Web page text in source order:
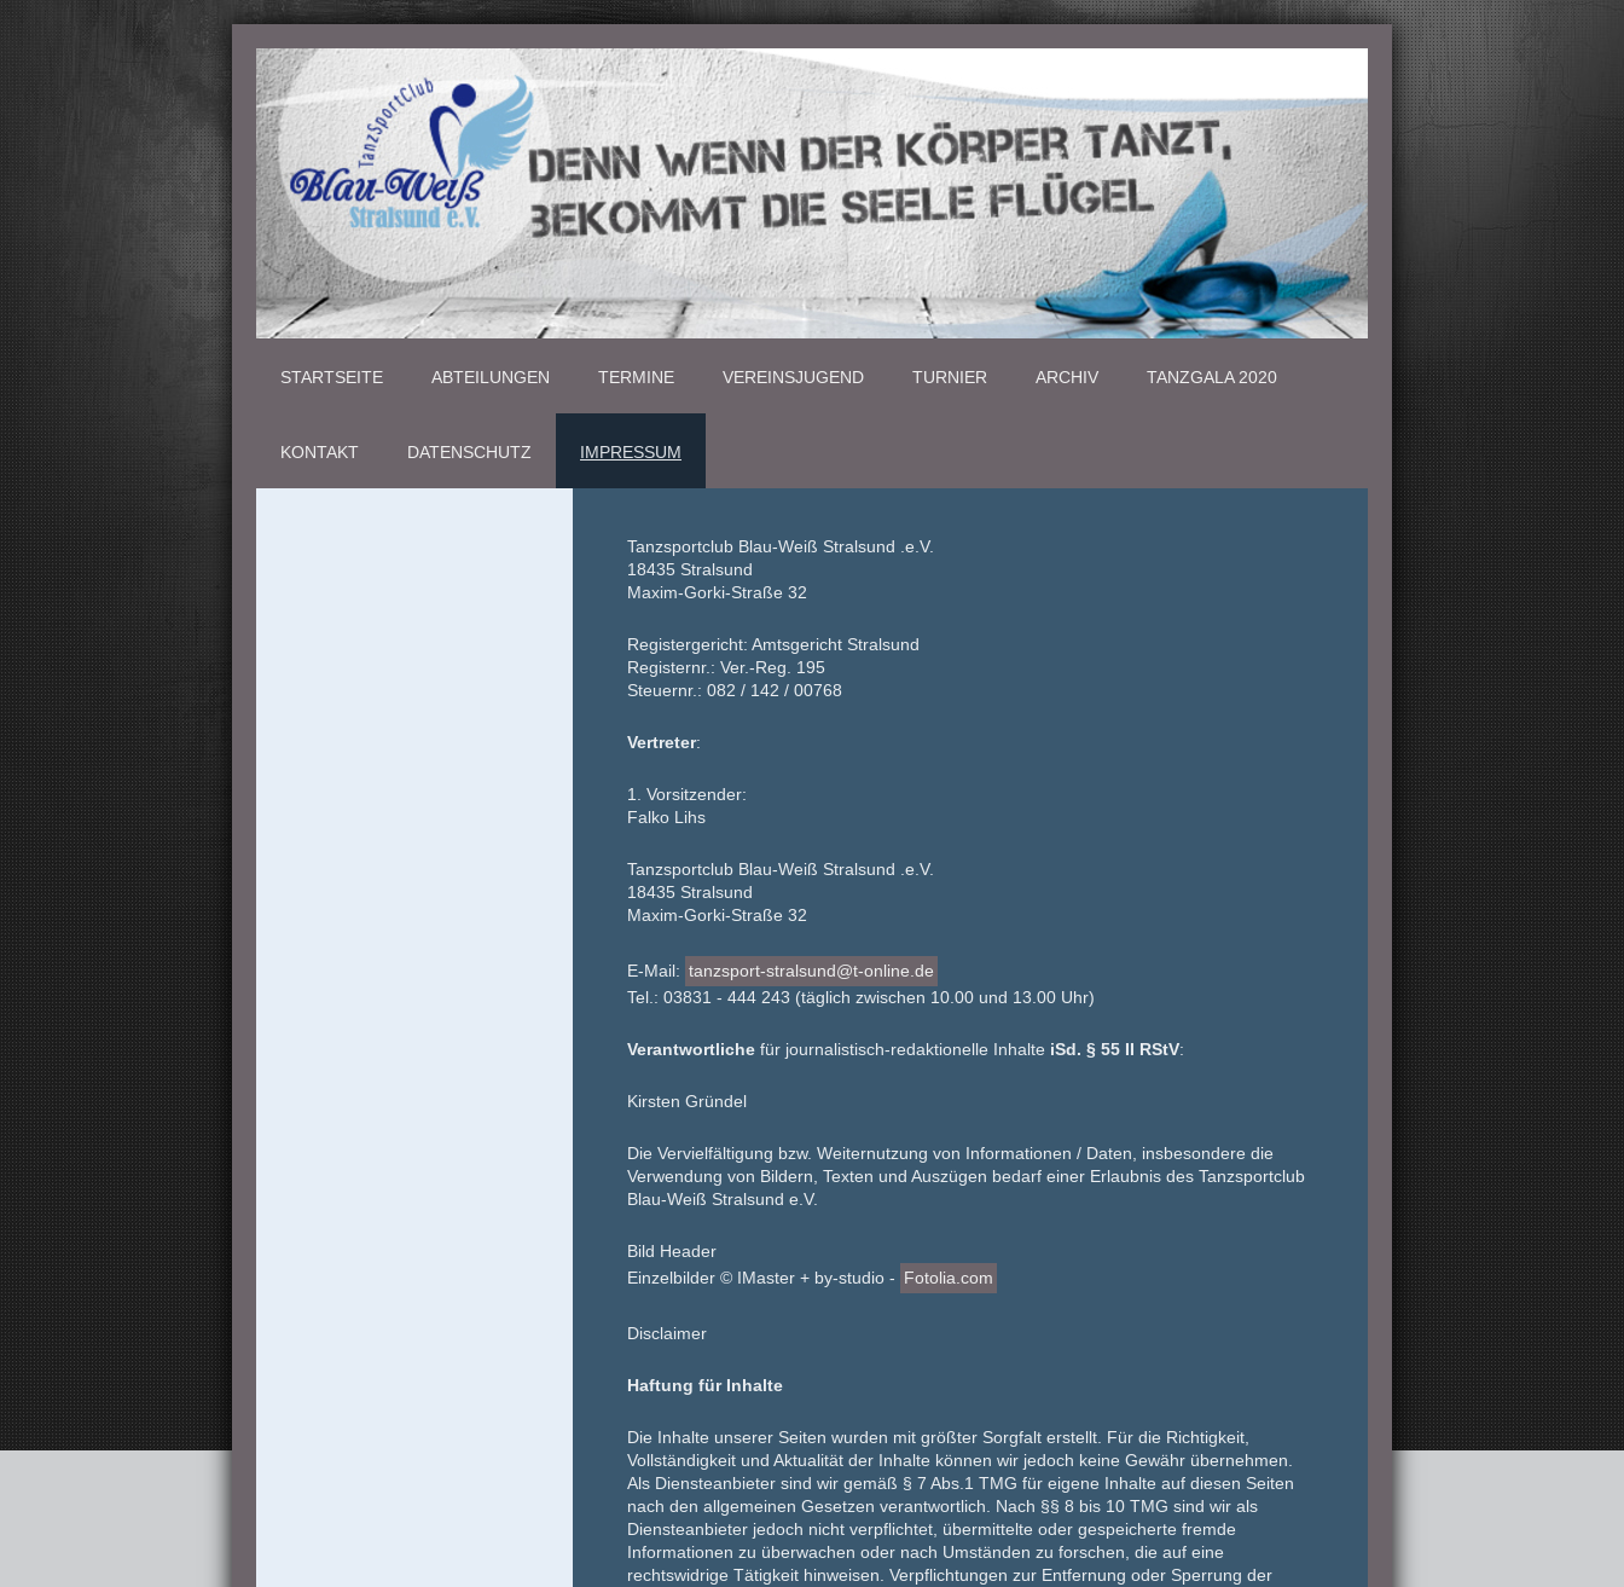
STARTSEITE ABTEILUNGEN TERMINE VEREINSJUGEND TURNIER ARCHIV TANZGALA 2020
KONTAKT DATENSCHUTZ IMPRESSUM
Tanzsportclub Blau-Weiß Stralsund .e.V.
18435 Stralsund
Maxim-Gorki-Straße 32
Registergericht: Amtsgericht Stralsund
Registernr.: Ver.-Reg. 195
Steuernr.: 082 / 142 / 00768
Vertreter:
1. Vorsitzender:
Falko Lihs
Tanzsportclub Blau-Weiß Stralsund .e.V.
18435 Stralsund
Maxim-Gorki-Straße 32
E-Mail: tanzsport-stralsund@t-online.de
Tel.: 03831 - 444 243 (täglich zwischen 10.00 und 13.00 Uhr)
Verantwortliche für journalistisch-redaktionelle Inhalte iSd. § 55 II RStV:
Kirsten Gründel
Die Vervielfältigung bzw. Weiternutzung von Informationen / Daten, insbesondere die
Verwendung von Bildern, Texten und Auszügen bedarf einer Erlaubnis des Tanzsportclub
Blau-Weiß Stralsund e.V.
Bild Header
Einzelbilder © IMaster + by-studio - Fotolia.com
Disclaimer
Haftung für Inhalte
Die Inhalte unserer Seiten wurden mit größter Sorgfalt erstellt. Für die Richtigkeit,
Vollständigkeit und Aktualität der Inhalte können wir jedoch keine Gewähr übernehmen.
Als Diensteanbieter sind wir gemäß § 7 Abs.1 TMG für eigene Inhalte auf diesen Seiten
nach den allgemeinen Gesetzen verantwortlich. Nach §§ 8 bis 10 TMG sind wir als
Diensteanbieter jedoch nicht verpflichtet, übermittelte oder gespeicherte fremde
Informationen zu überwachen oder nach Umständen zu forschen, die auf eine
rechtswidrige Tätigkeit hinweisen. Verpflichtungen zur Entfernung oder Sperrung der